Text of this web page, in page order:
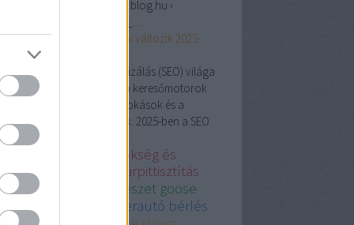
keresomarketingvideok.blog.hu ›
jövője: mi változik 2025-
jún. 23.,
· A keresőoptimalizálás (SEO) világa
fejlődik, ahogy a keresőmotorok
a felhasználói szokások és a
trendek változnak. 2025-ben a SEO
marketing ügynökség és
autó
legjobb karpittisztítás
plasztikaisebeszet goose
fiat ducato kisteherautó bérlés